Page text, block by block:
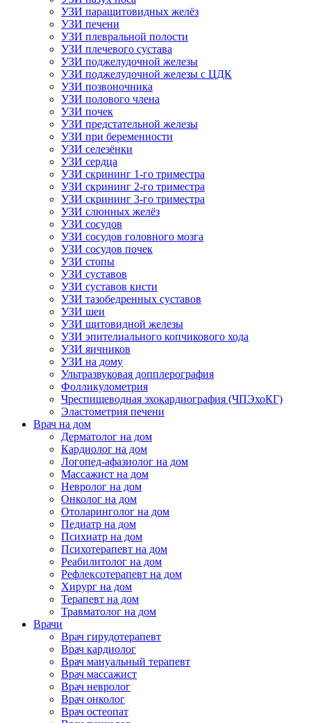
УЗИ паращитовидных желёз
УЗИ печени
УЗИ плевральной полости
УЗИ плечевого сустава
УЗИ поджелудочной железы
УЗИ поджелудочной железы с ЦДК
УЗИ позвоночника
УЗИ полового члена
УЗИ почек
УЗИ предстательной железы
УЗИ при беременности
УЗИ селезёнки
УЗИ сердца
УЗИ скрининг 1-го триместра
УЗИ скрининг 2-го триместра
УЗИ скрининг 3-го триместра
УЗИ слюнных желёз
УЗИ сосудов
УЗИ сосудов головного мозга
УЗИ сосудов почек
УЗИ стопы
УЗИ суставов
УЗИ суставов кисти
УЗИ тазобедренных суставов
УЗИ шеи
УЗИ щитовидной железы
УЗИ эпителиального копчикового хода
УЗИ яичников
УЗИ на дому
Ультразвуковая допплерография
Фолликулометрия
Чреспищеводная эхокардиография (ЧПЭхоКГ)
Эластометрия печени
Врач на дом
Дерматолог на дом
Кардиолог на дом
Логопед-афазиолог на дом
Массажист на дом
Невролог на дом
Онколог на дом
Отоларинголог на дом
Педиатр на дом
Психиатр на дом
Психотерапевт на дом
Реабилитолог на дом
Рефлексотерапевт на дом
Хирург на дом
Терапевт на дом
Травматолог на дом
Врачи
Врач гирудотерапевт
Врач кардиолог
Врач мануальный терапевт
Врач массажист
Врач невролог
Врач онколог
Врач остеопат